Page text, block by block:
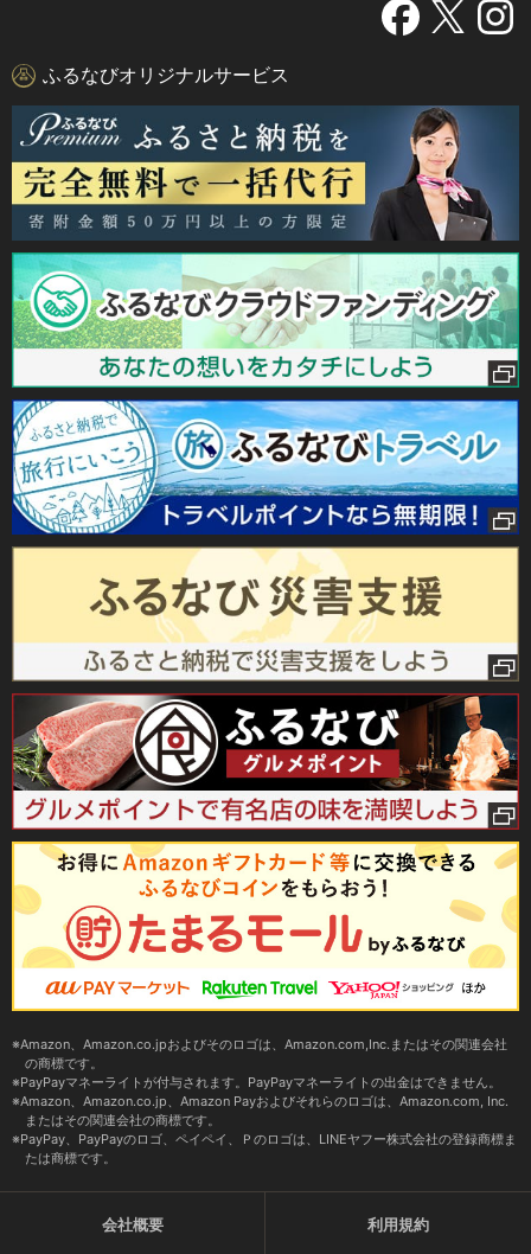
ふるなびオリジナルサービス
Amazon、Amazon.co.jpおよびそのロゴは、Amazon.com,Inc.またはその関連会社
の商標です。
PayPayマネーライトが付与されます。PayPayマネーライトの出金はできません。
Amazon、Amazon.co.jp、Amazon Payおよびそれらのロゴは、Amazon.com, Inc.
またはその関連会社の商標です。
PayPay、PayPayのロゴ、ペイペイ、Ｐのロゴは、LINEヤフー株式会社の登録商標ま
たは商標です。
会社概要 利用規約